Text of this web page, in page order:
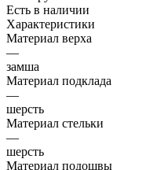
Есть в наличии
Характеристики
Материал верха
—
замша
Материал подклада
—
шерсть
Материал стельки
—
шерсть
Материал подошвы